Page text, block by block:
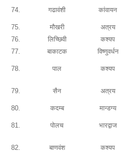
74. गढावंशी कांवायन
75.
मौखरी अत्रय
76.
लिच्छिवी कश्यप
77.
बाकाटक विष्णुवर्धन
78. पाल कश्यप
79. सैन अत्रय
80.
कदम्ब मान्डग्य
81. पोलच भारद्वाज
82. बाणवंश कश्यप